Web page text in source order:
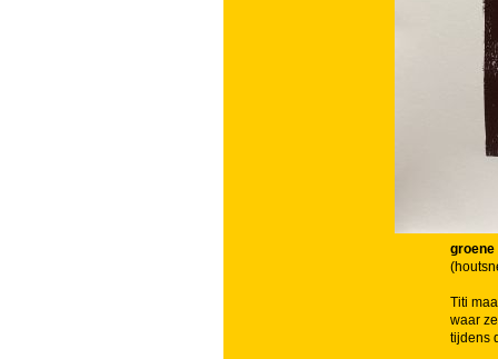
groene
Titi
waar
tijdens